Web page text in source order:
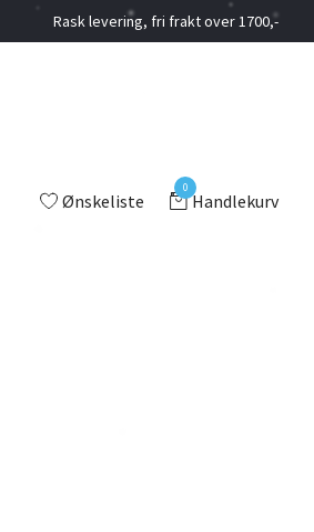
Rask levering, fri frakt over 1700,-
Ønskeliste
0
Handlekurv